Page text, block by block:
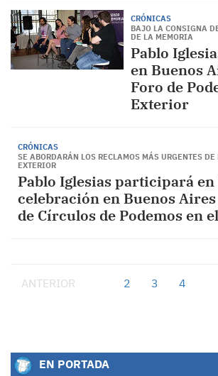
CRÓNICAS
BAJO LA CONSIGNA
DE LA MEMORIA
Pablo
en Buenos
Foro de
Exterior
CRÓNICAS
SE ABORDARÁN LOS RECLAMOS MÁS URGENTES
EXTERIOR
Pablo Iglesias participará en
celebración en Buenos
de Círculos de Podemos en
ANTERIOR 2 3 4
EN PORTADA